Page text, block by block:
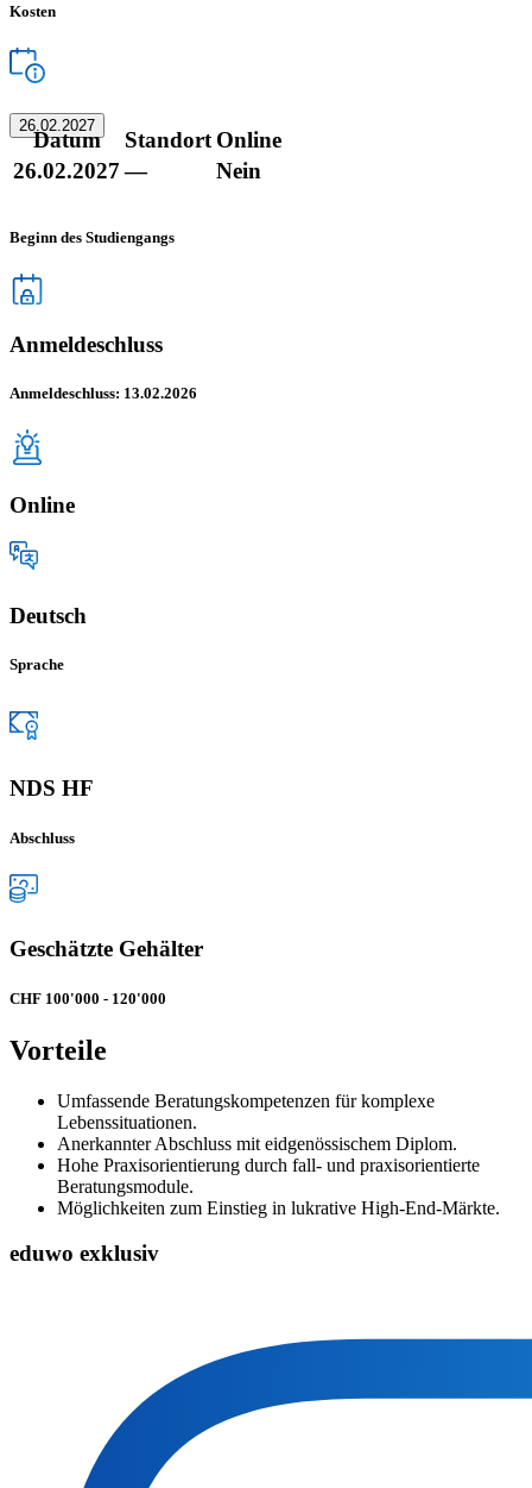
Kosten
26.02.2027
Datum Standort Online
26.02.2027 — Nein
Beginn des Studiengangs
Anmeldeschluss
Anmeldeschluss: 13.02.2026
Online
Deutsch
Sprache
NDS HF
Abschluss
Geschätzte Gehälter
CHF 100'000 - 120'000
Vorteile
Umfassende Beratungskompetenzen für komplexe
Lebenssituationen.
Anerkannter Abschluss mit eidgenössischem Diplom.
Hohe Praxisorientierung durch fall- und praxisorientierte
Beratungsmodule.
Möglichkeiten zum Einstieg in lukrative High-End-Märkte.
eduwo exklusiv